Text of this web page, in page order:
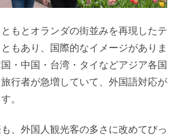
もとオランダの街並みを再現したテ
もあり、国際的なイメージがありま
・中国・台湾・タイなどアジア各国
行者が急増していて、外国語対応が
。
、外国人観光客の多さに改めてびっ